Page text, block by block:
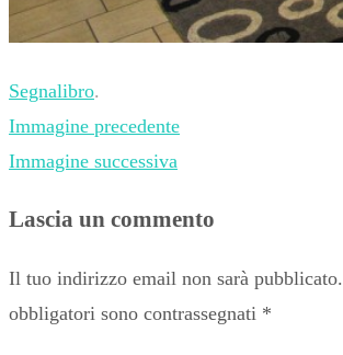
Segnalibro.
Immagine precedente
Immagine successiva
Lascia un commento
Il tuo indirizzo email non sarà pubblicato.
obbligatori sono contrassegnati *